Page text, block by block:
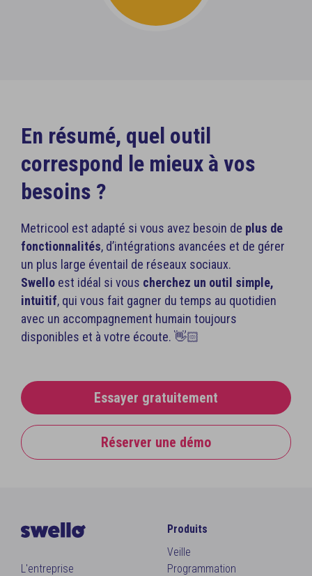
En résumé, quel outil
correspond le mieux à vos
besoins ?
Metricool est adapté si vous avez besoin de plus de
fonctionnalités, d’intégrations avancées et de gérer
un plus large éventail de réseaux sociaux.
Swello est idéal si vous cherchez un outil simple,
intuitif, qui vous fait gagner du temps au quotidien
avec un accompagnement humain toujours
disponibles et à votre écoute. 👋🏻
Essayer gratuitement
Réserver une démo
L'entreprise
Produits
Veille
Programmation